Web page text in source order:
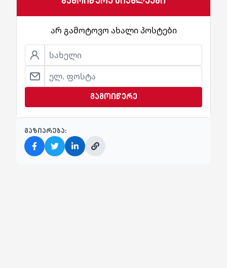
არ გამოტოვო ახალი პოსტები
გამოიწერე
გაზიარება: